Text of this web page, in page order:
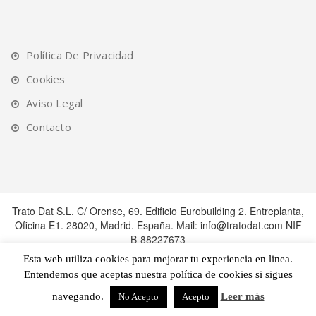
Política De Privacidad
Cookies
Aviso Legal
Contacto
Trato Dat S.L. C/ Orense, 69. Edificio Eurobuilding 2. Entreplanta,
Oficina E1. 28020, Madrid. España. Mail: info@tratodat.com NIF
B-88227673
Esta web utiliza cookies para mejorar tu experiencia en linea.
Entendemos que aceptas nuestra política de cookies si sigues
navegando.
No Acepto Acepto Leer más